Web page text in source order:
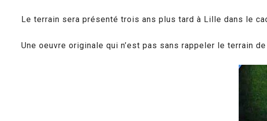
Le terrain sera présenté trois ans plus tard à Lille dans le
Une oeuvre originale qui n’est pas sans rappeler le terrain